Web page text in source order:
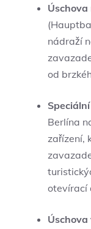
nádraží
od
Berlína
zařízení,
otevírací
Úschova